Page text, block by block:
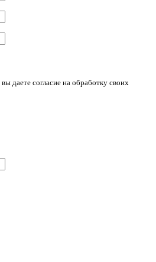
даете согласие на обработку своих